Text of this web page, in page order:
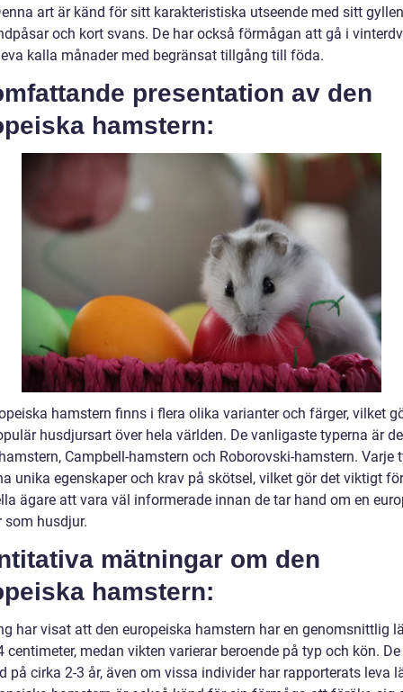
art är känd för sitt karakteristiska utseende med sitt
och kort svans. De har också förmågan att gå i
kalla månader med begränsat tillgång till föda.
presentation av den
hamstern:
hamstern finns i flera olika varianter och färger, vilket
husdjursart över hela världen. De vanligaste typerna är
Campbell-hamstern och Roborovski-hamstern. Varje
unika egenskaper och krav på skötsel, vilket gör det viktigt för
ägare att vara väl informerade innan de tar hand om en
som husdjur.
mätningar om den
hamstern:
har visat att den europeiska hamstern har en genomsnittlig
centimeter, medan vikten varierar beroende på typ och kön.
på cirka 2-3 år, även om vissa individer har rapporterats leva